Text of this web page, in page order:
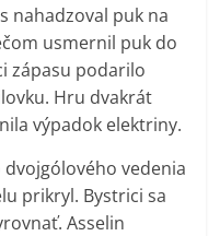
nahadzoval puk na
usmernil puk do
zápasu podarilo
Hru dvakrát
výpadok elektriny.
vedenia
prikryl. Bystrici sa
Asselin